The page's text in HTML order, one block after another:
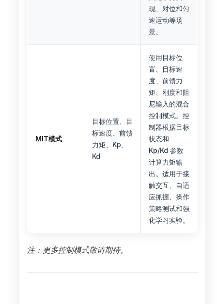
现、对位和匀
速运动等场
景。
MIT模式
目标位置、目
标速度、前馈
力矩、Kp、
Kd
使用目标位
置、目标速
度、前馈力
矩、刚度和阻
尼输入的混合
控制模式。控
制器根据目标
状态和
Kp/Kd 参数
计算力矩输
出。适用于接
触交互、自适
应抓握、操作
策略测试和强
化学习实验。
注：更多控制模式敬请期待。